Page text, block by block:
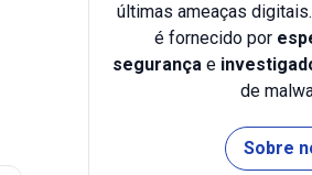
últimas ameaças
é fornecido por
segurança e
de
Sobre